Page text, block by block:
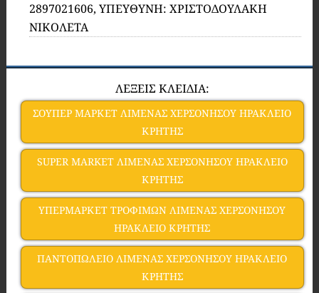
2897021606, ΥΠΕΥΘΥΝΗ: ΧΡΙΣΤΟΔΟΥΛΑΚΗ
ΝΙΚΟΛΕΤΑ
ΛΕΞΕΙΣ ΚΛΕΙΔΙΑ:
ΣΟΥΠΕΡ ΜΑΡΚΕΤ ΛΙΜΕΝΑΣ ΧΕΡΣΟΝΗΣΟΥ ΗΡΑΚΛΕΙΟ
ΚΡΗΤΗΣ
SUPER MARKET ΛΙΜΕΝΑΣ ΧΕΡΣΟΝΗΣΟΥ ΗΡΑΚΛΕΙΟ
ΚΡΗΤΗΣ
ΥΠΕΡΜΑΡΚΕΤ ΤΡΟΦΙΜΩΝ ΛΙΜΕΝΑΣ ΧΕΡΣΟΝΗΣΟΥ
ΗΡΑΚΛΕΙΟ ΚΡΗΤΗΣ
ΠΑΝΤΟΠΩΛΕΙΟ ΛΙΜΕΝΑΣ ΧΕΡΣΟΝΗΣΟΥ ΗΡΑΚΛΕΙΟ
ΚΡΗΤΗΣ